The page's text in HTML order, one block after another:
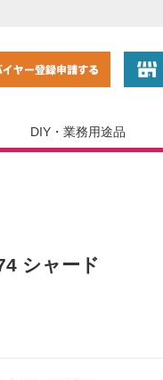
DIY・業務用途品
シャード